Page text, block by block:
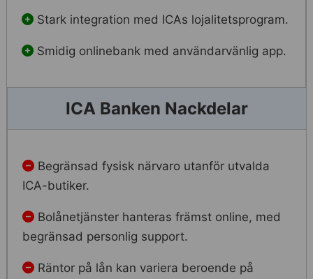
Stark integration med ICAs lojalitetsprogram.
Smidig onlinebank med användarvänlig app.
ICA Banken Nackdelar
Begränsad fysisk närvaro utanför utvalda
ICA-butiker.
Bolånetjänster hanteras främst online, med
begränsad personlig support.
Räntor på lån kan variera beroende på